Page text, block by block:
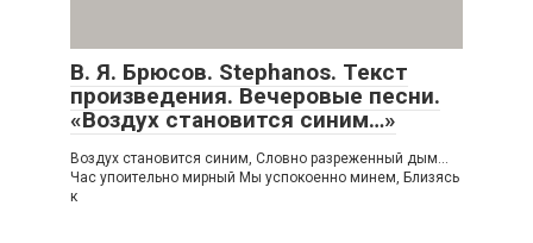
В. Я. Брюсов. Stephanos. Текст
произведения. Вечеровые песни.
«Воздух становится синим…»
Воздух становится синим, Словно разреженный дым…
Час упоительно мирный Мы успокоенно минем, Близясь
к